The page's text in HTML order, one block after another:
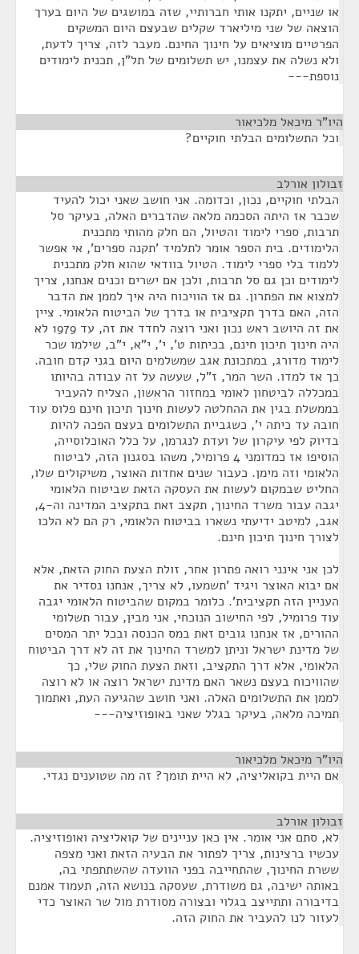
או שניים, יתקנו אותי חברותיי, שזה במושגים של היום בערך
הוצאה של שני מיליארד שקלים שבעצם היום המשקים
הפרטיים מוציאים על חינוך החינם. מעבר לזה, צריך לדעת,
ולא נשלה את עצמנו, יש תשלומים של תל"ן, תכנית לימודים
נוספת---
היו"ר מיכאל מלכיאור
וכל התשלומים הבלתי חוקיים?
זבולון אורלב
הבלתי חוקיים, נכון, וכדומה. אני חושב שאני יכול להעיד
שכבר אז היתה הסכמה מלאה שהדברים האלה, בעיקר סל
תרבות, ספרי לימוד והטיול, הם חלק מהותי מתכנית
הלימודים. בית הספר אומר לתלמיד 'תקנה ספרים', אי אפשר
ללמוד בלי ספרי לימוד. הטיול בוודאי שהוא חלק מתכנית
לימודים וכן גם סל תרבות, ולכן אם ישרים וכנים אנחנו, צריך
למצוא את הפתרון. גם אז הוויכוח היה איך לממן את הדבר
הזה, האם בדרך תקציבית או בדרך של הביטוח הלאומי. ציין
את זה היושב ראש נכון ואני רוצה לחדד את זה, עד 1979 לא
היה חינוך תיכון חינם, בכיתות ט', י', י"א, י"ב, שילמו שכר
לימוד מדורג, במתכונת אגב שמשלמים היום בגני קדם חובה.
כך אז למדו. השר המר, ז"ל, שעשה על זה עבודה בהיותו
במכללה לביטחון לאומי במחזור הראשון, הצליח להעביר
בממשלת בגין את ההחלטה לעשות חינוך תיכון חינם פלוס עוד
חובה עד כיתה י', כשגביית התשלומים בעצם הפכה להיות
בדיוק לפי עיקרון של ועדת לנגרמן, על כלל האוכלוסייה,
הוסיפו אז כמדומני 4 פרומיל, משהו בסגנון הזה, לביטוח
הלאומי וזה מימן. כעבור שנים אחדות האוצר, משיקולים שלו,
החליט שבמקום לעשות את העסקה הזאת שביטוח הלאומי
יגבה עבור משרד החינוך, תקצב זאת בתקציב המדינה וה-4,
אגב, למיטב ידיעתי נשארו בביטוח הלאומי, רק הם לא הלכו
לצורך חינוך תיכון חינם.
לכן אני אינני רואה פתרון אחר, זולת הצעת החוק הזאת, אלא
אם יבוא האוצר ויגיד 'תשמעו, לא צריך, אנחנו נסדיר את
העניין הזה תקציבית'. כלומר במקום שהביטוח הלאומי יגבה
עוד פרומיל, לפי החישוב הנוכחי, אני מבין, עבור תשלומי
ההורים, אז אנחנו גובים זאת במס הכנסה ובכל יתר המסים
של מדינת ישראל וניתן למשרד החינוך את זה לא דרך הביטוח
הלאומי, אלא דרך התקציב, וזאת הצעת החוק שלי, כך
שהוויכוח בעצם נשאר האם מדינת ישראל רוצה או לא רוצה
לממן את התשלומים האלה. ואני חושב שהגיעה העת, ואתמוך
תמיכה מלאה, בעיקר בגלל שאני באופוזיציה---
היו"ר מיכאל מלכיאור
אם היית בקואליציה, לא היית תומך? זה מה שטוענים נגדי.
זבולון אורלב
לא, סתם אני אומר. אין כאן עניינים של קואליציה ואופוזיציה.
עכשיו ברצינות, צריך לפתור את הבעיה הזאת ואני מצפה
ששרת החינוך, שהתחייבה בפני הוועדה שהשתתפתי בה,
באותה ישיבה, גם משודרת, שעסקה בנושא הזה, תעמוד אמנם
בדיבורה ותתייצב בגלוי ובצורה מסודרת מול שר האוצר כדי
לעזור לנו להעביר את החוק הזה.